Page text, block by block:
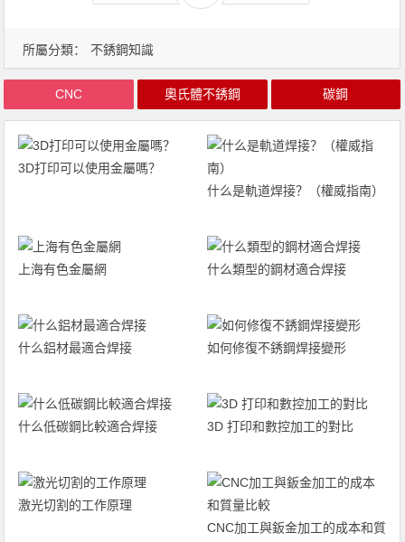
所屬分類： 不銹鋼知識
CNC 奧氏體不銹鋼 碳鋼
3D打印可以使用金屬嗎？
什么是軌道焊接？（權威指南）
上海有色金屬網 什么類型的鋼材適合焊接
什么鋁材最適合焊接 如何修復不銹鋼焊接變形
什么低碳鋼比較適合焊接 3D 打印和數控加工的對比
激光切割的工作原理
CNC加工與鈑金加工的成本和質